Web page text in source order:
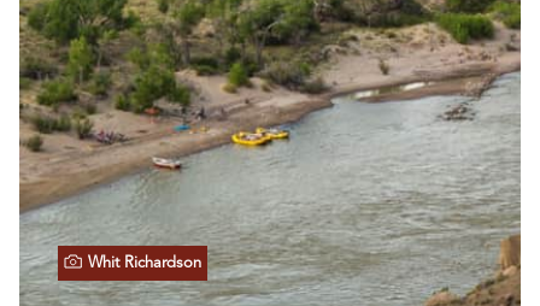
Whit Richardson